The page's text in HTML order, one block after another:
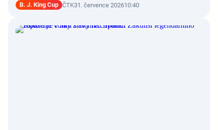
B. J. King Cup ČTK31. července 202610:40